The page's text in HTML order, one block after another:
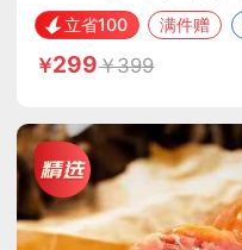
立省100 满件赠
299 399